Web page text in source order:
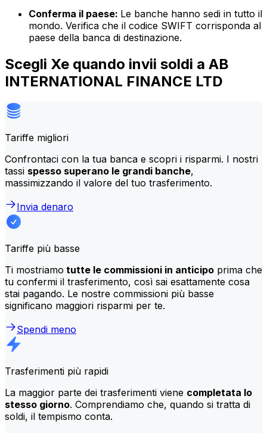
Conferma il paese: Le banche hanno sedi in tutto il
mondo. Verifica che il codice SWIFT corrisponda al
paese della banca di destinazione.
Scegli Xe quando invii soldi a AB
INTERNATIONAL FINANCE LTD
Tariffe migliori
Confrontaci con la tua banca e scopri i risparmi. I nostri
tassi spesso superano le grandi banche,
massimizzando il valore del tuo trasferimento.
Invia denaro
Tariffe più basse
Ti mostriamo tutte le commissioni in anticipo prima che
tu confermi il trasferimento, così sai esattamente cosa
stai pagando. Le nostre commissioni più basse
significano maggiori risparmi per te.
Spendi meno
Trasferimenti più rapidi
La maggior parte dei trasferimenti viene completata lo
stesso giorno. Comprendiamo che, quando si tratta di
soldi, il tempismo conta.